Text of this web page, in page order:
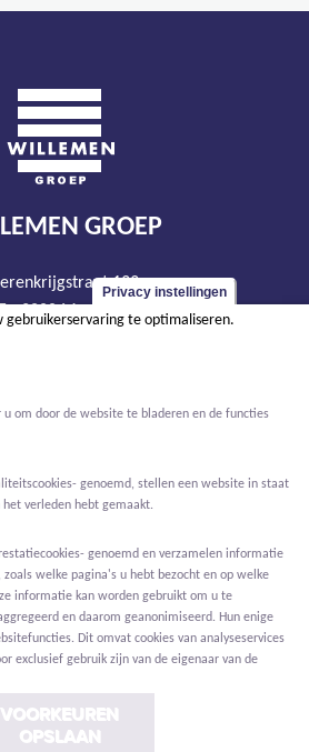
GROEP
133
- 2800 Mechelen
BE 0466.256.432
Privacy instellingen
gebruikerservaring te optimaliseren.
u om door de website te bladeren en de functies
genoemd, stellen een website in staat
verleden hebt gemaakt.
genoemd en verzamelen informatie
welke pagina's u hebt bezocht en op welke
informatie kan worden gebruikt om u te
en daarom geanonimiseerd. Hun enige
Dit omvat cookies van analyseservices
exclusief gebruik zijn van de eigenaar van de
VOORKEUREN
OPSLAAN